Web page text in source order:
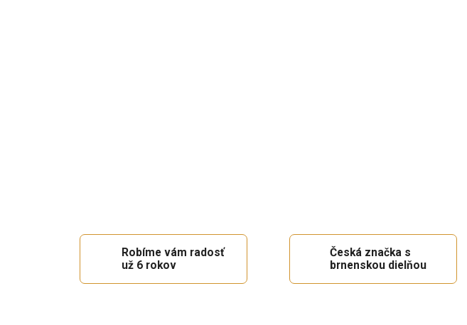
Robíme vám radosť
už 6 rokov
Česká značka s
brnenskou dielňou